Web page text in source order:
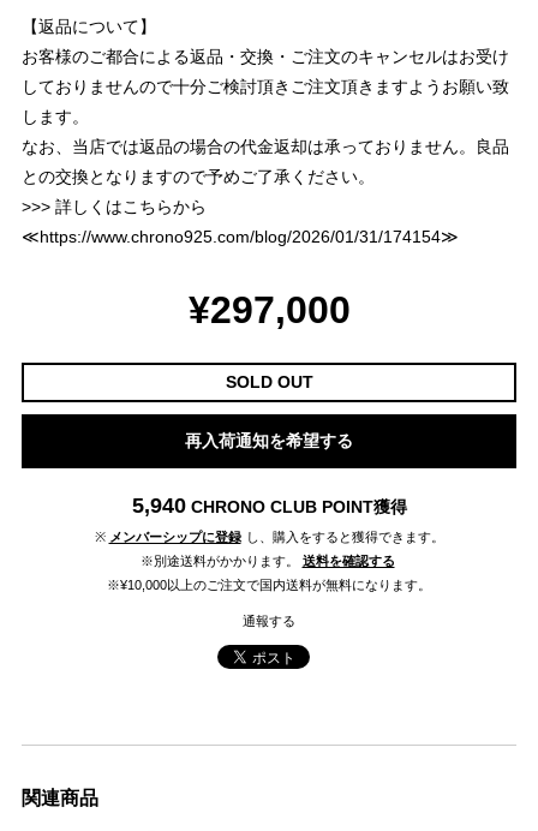
【返品について】
お客様のご都合による返品・交換・ご注文のキャンセルはお受け
しておりませんので十分ご検討頂きご注文頂きますようお願い致
します。
なお、当店では返品の場合の代金返却は承っておりません。良品
との交換となりますので予めご了承ください。
>>> 詳しくはこちらから
≪https://www.chrono925.com/blog/2026/01/31/174154≫
¥297,000
SOLD OUT
再入荷通知を希望する
5,940 CHRONO CLUB POINT獲得
※ メンバーシップに登録 し、購入をすると獲得できます。
※別途送料がかかります。
送料を確認する
※¥10,000以上のご注文で国内送料が無料になります。
通報する
関連商品